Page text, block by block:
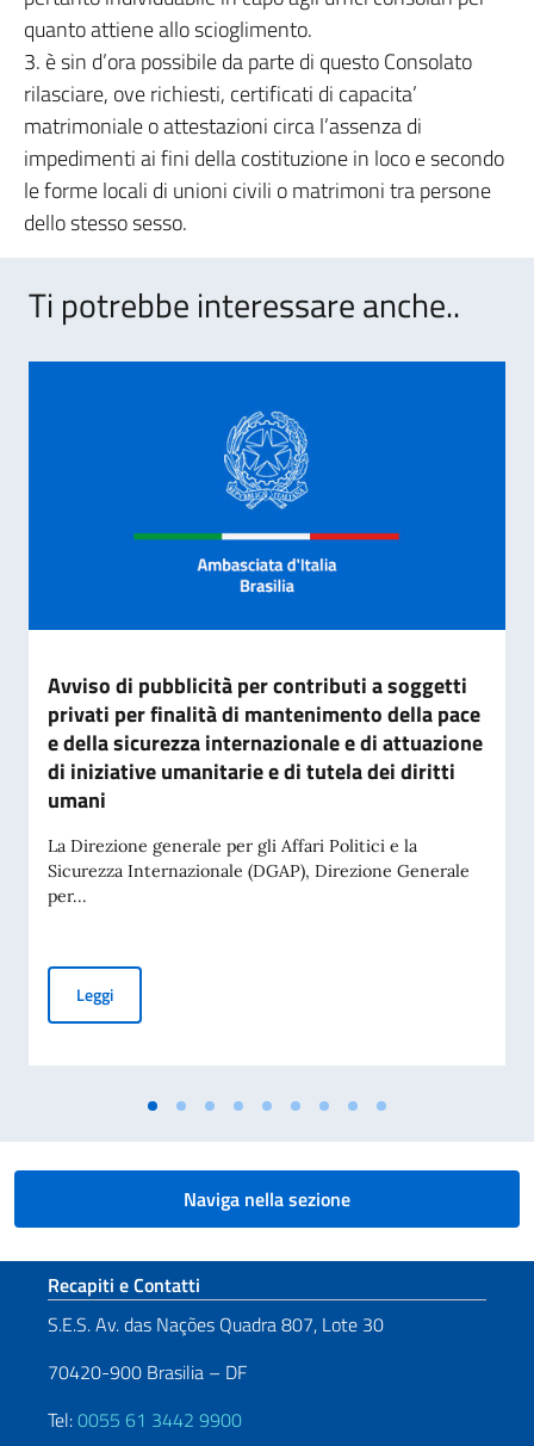
quanto attiene allo scioglimento.
3. è sin d’ora possibile da parte di questo Consolato
rilasciare, ove richiesti, certificati di capacita’
matrimoniale o attestazioni circa l’assenza di
impedimenti ai fini della costituzione in loco e secondo
le forme locali di unioni civili o matrimoni tra persone
dello stesso sesso.
Ti potrebbe interessare anche..
Avviso di pubblicità per contributi a soggetti
privati per finalità di mantenimento della pace
e della sicurezza internazionale e di attuazione
di iniziative umanitarie e di tutela dei diritti
umani
La Direzione generale per gli Affari Politici e la
Sicurezza Internazionale (DGAP), Direzione Generale
per...
LeggiAvviso di pubblicità per contributi a soggetti privati per
Naviga nella sezione
Sezione footer
Recapiti e Contatti
S.E.S. Av. das Nações Quadra 807, Lote 30
70420-900 Brasilia – DF
Tel:0055 61 3442 9900